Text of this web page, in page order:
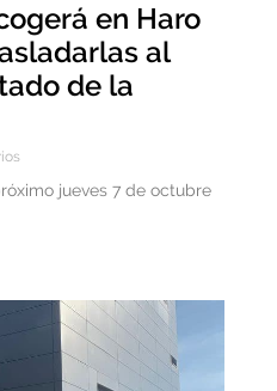
en Haro
al
de la
jueves 7 de octubre